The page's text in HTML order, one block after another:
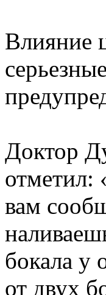
Влияние
Доктор
отметил:
вам
бокала у
от двух